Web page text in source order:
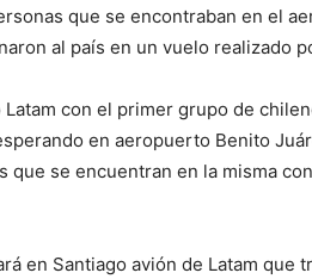
que se encontraban en el
al país en un vuelo realizado
con el primer grupo de
en aeropuerto Benito
se encuentran en la misma
en Santiago avión de Latam que